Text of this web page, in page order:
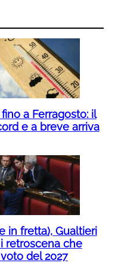
a Ferragosto: il
e a breve arriva
in fretta), Gualtieri
retroscena che
del 2027